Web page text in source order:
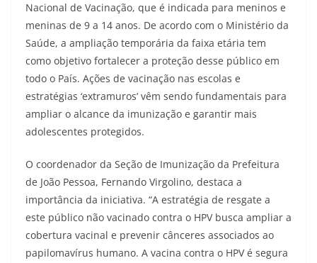
Nacional de Vacinação, que é indicada para meninos e
meninas de 9 a 14 anos. De acordo com o Ministério da
Saúde, a ampliação temporária da faixa etária tem
como objetivo fortalecer a proteção desse público em
todo o País. Ações de vacinação nas escolas e
estratégias ‘extramuros’ vêm sendo fundamentais para
ampliar o alcance da imunização e garantir mais
adolescentes protegidos.
O coordenador da Seção de Imunização da Prefeitura
de João Pessoa, Fernando Virgolino, destaca a
importância da iniciativa. “A estratégia de resgate a
este público não vacinado contra o HPV busca ampliar a
cobertura vacinal e prevenir cânceres associados ao
papilomavírus humano. A vacina contra o HPV é segura